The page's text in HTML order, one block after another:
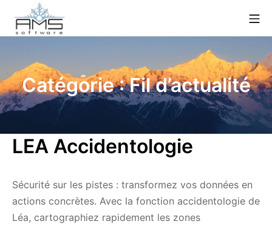
contenu
Catégorie :Fil d’actualité
LEA Accidentologie
Sécurité sur les pistes : transformez vos données en
actions concrètes. Avec la fonction accidentologie de
Léa, cartographiez rapidement les zones